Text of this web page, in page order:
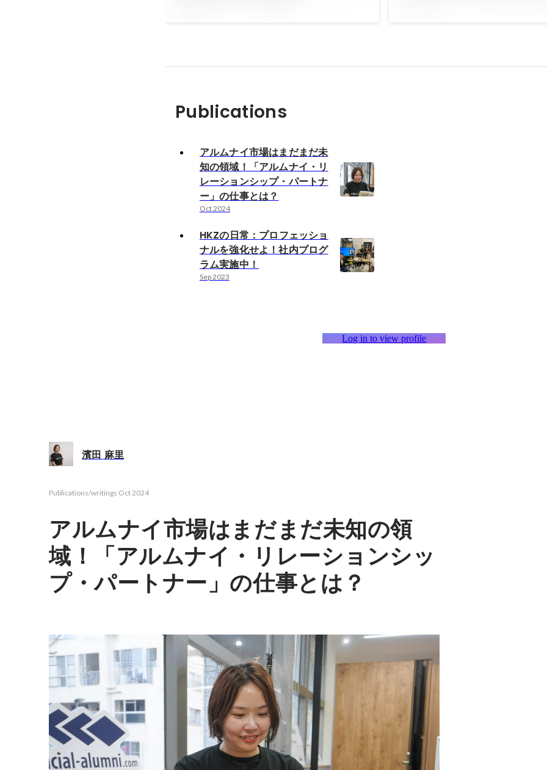
Publications
アルムナイ市場はまだまだ未
知の領域！「アルムナイ・リ
レーションシップ・パートナ
ー」の仕事とは？
Oct 2024
HKZの日常：プロフェッショ
ナルを強化せよ！社内プログ
ラム実施中！
Sep 2023
Log in to view profile
濱田 麻里
Publications/writings Oct 2024
アルムナイ市場はまだまだ未知の領
域！「アルムナイ・リレーションシッ
プ・パートナー」の仕事とは？